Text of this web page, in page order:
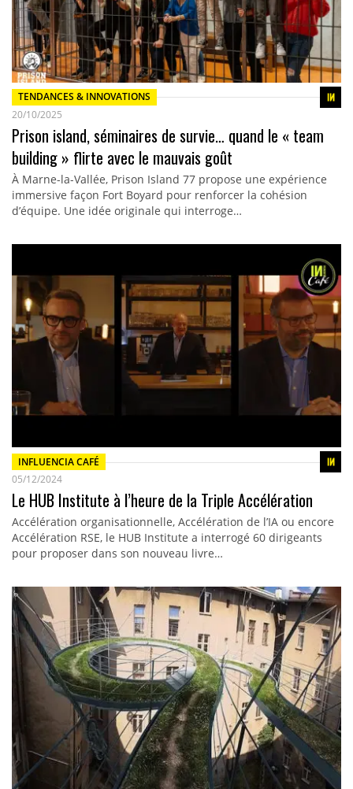
TENDANCES & INNOVATIONS
20/10/2025
Prison island, séminaires de survie… quand le « team
building » flirte avec le mauvais goût
À Marne-la-Vallée, Prison Island 77 propose une expérience
immersive façon Fort Boyard pour renforcer la cohésion
d’équipe. Une idée originale qui interroge…
INFLUENCIA CAFÉ
05/12/2024
Le HUB Institute à l’heure de la Triple Accélération
Accélération organisationnelle, Accélération de l’IA ou encore
Accélération RSE, le HUB Institute a interrogé 60 dirigeants
pour proposer dans son nouveau livre…